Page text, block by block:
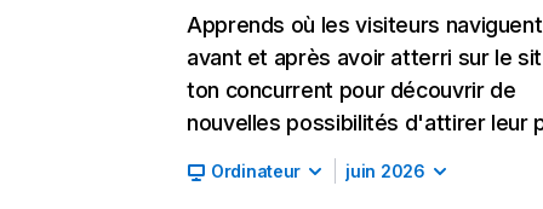
Apprends où les visiteurs naviguent
avant et après avoir atterri sur le
ton concurrent pour découvrir de
nouvelles possibilités d'attirer leur
Ordinateur juin 2026